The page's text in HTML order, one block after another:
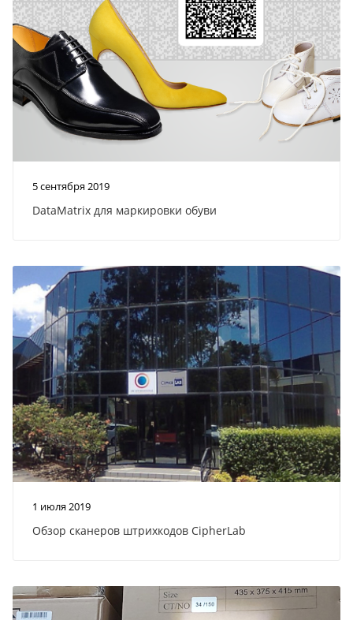
5 сентября 2019
DataMatrix для маркировки обуви
1 июля 2019
Обзор сканеров штрихкодов CipherLab